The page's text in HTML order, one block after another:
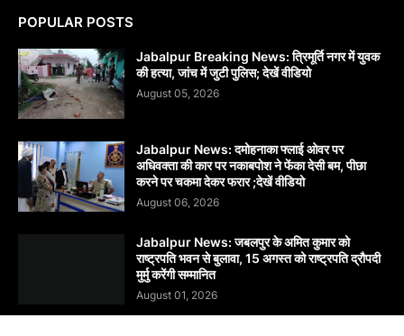
POPULAR POSTS
Jabalpur Breaking News: त्रिमूर्ति नगर में युवक
की हत्या, जांच में जुटी पुलिस; देखें वीडियो
August 05, 2026
Jabalpur News: दमोहनाका फ्लाई ओवर पर
अधिवक्ता की कार पर नकाबपोश ने फेंका देसी बम, पीछा
करने पर चकमा देकर फरार ;देखें वीडियो
August 06, 2026
Jabalpur News: जबलपुर के अमित कुमार को
राष्ट्रपति भवन से बुलावा, 15 अगस्त को राष्ट्रपति द्रौपदी
मुर्मु करेंगी सम्मानित
August 01, 2026